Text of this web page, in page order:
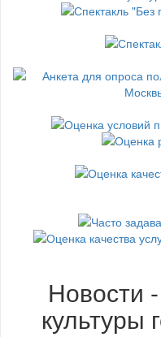
Новости
культуры